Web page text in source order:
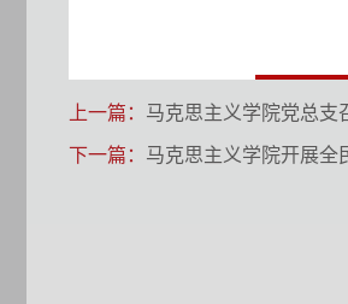
上一篇： 马克思主义学院党总支
下一篇： 马克思主义学院开展全